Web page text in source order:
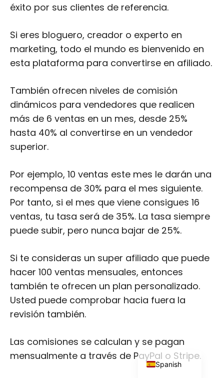
éxito por sus clientes de referencia.
Si eres bloguero, creador o experto en
marketing, todo el mundo es bienvenido en
esta plataforma para convertirse en afiliado.
También ofrecen niveles de comisión
dinámicos para vendedores que realicen
más de 6 ventas en un mes, desde 25%
hasta 40% al convertirse en un vendedor
superior.
Por ejemplo, 10 ventas este mes le darán una
recompensa de 30% para el mes siguiente.
Por tanto, si el mes que viene consigues 16
ventas, tu tasa será de 35%. La tasa siempre
puede subir, pero nunca bajar de 25%.
Si te consideras un super afiliado que puede
hacer 100 ventas mensuales, entonces
también te ofrecen un plan personalizado.
Usted puede comprobar hacia fuera la
revisión también.
Las comisiones se calculan y se pagan
mensualmente a través de PayPal o Stripe.
Spanish
English
Italian
Portuguese
Dutch
Japanese